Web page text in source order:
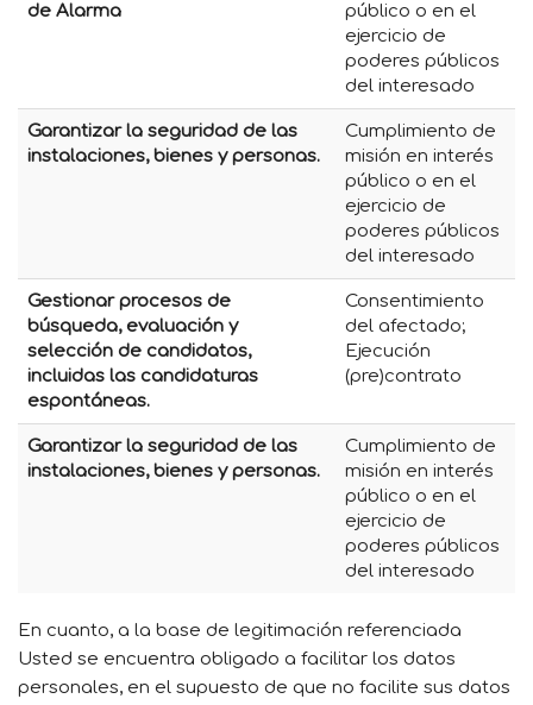
de Alarma
público o en el
ejercicio de
poderes públicos
del interesado
Garantizar la seguridad de las
instalaciones, bienes y personas.
Cumplimiento de
misión en interés
público o en el
ejercicio de
poderes públicos
del interesado
Gestionar procesos de
búsqueda, evaluación y
selección de candidatos,
incluidas las candidaturas
espontáneas.
Consentimiento
del afectado;
Ejecución
(pre)contrato
Garantizar la seguridad de las
instalaciones, bienes y personas.
Cumplimiento de
misión en interés
público o en el
ejercicio de
poderes públicos
del interesado
En cuanto, a la base de legitimación referenciada
Usted se encuentra obligado a facilitar los datos
personales, en el supuesto de que no facilite sus datos